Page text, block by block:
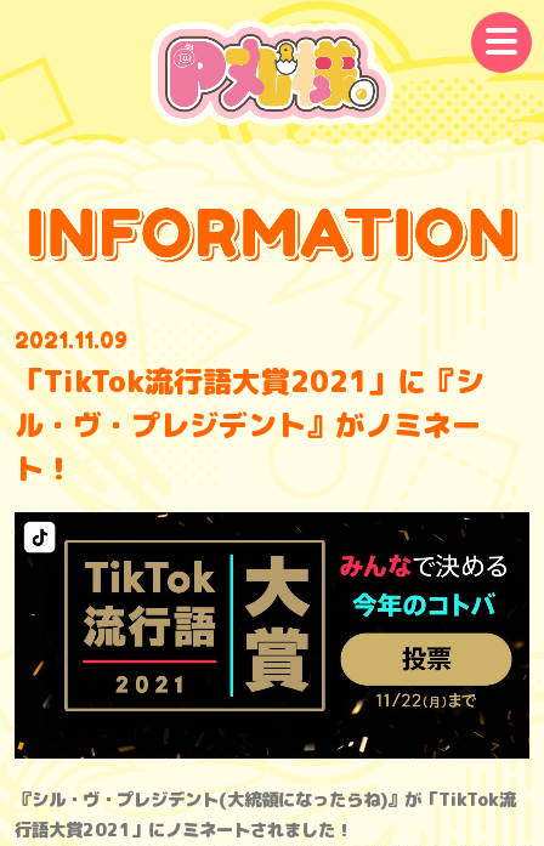
メ
ニ
ュ
ー
2021.11.09
「TikTok流行語大賞2021」に『シ
ル・ヴ・プレジデント』がノミネー
ト！
『シル・ヴ・プレジデント(大統領になったらね)』が「TikTok流
行語大賞2021」にノミネートされました！